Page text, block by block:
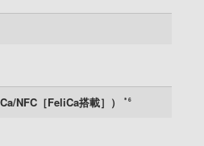
NFC［FeliCa搭載］） ＊6